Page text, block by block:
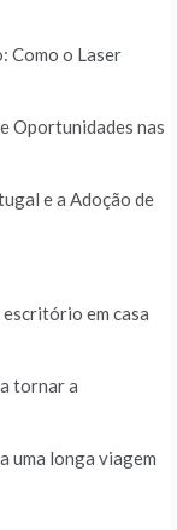
Como o Laser
Oportunidades nas
e a Adoção de
em casa
tornar a
uma longa viagem